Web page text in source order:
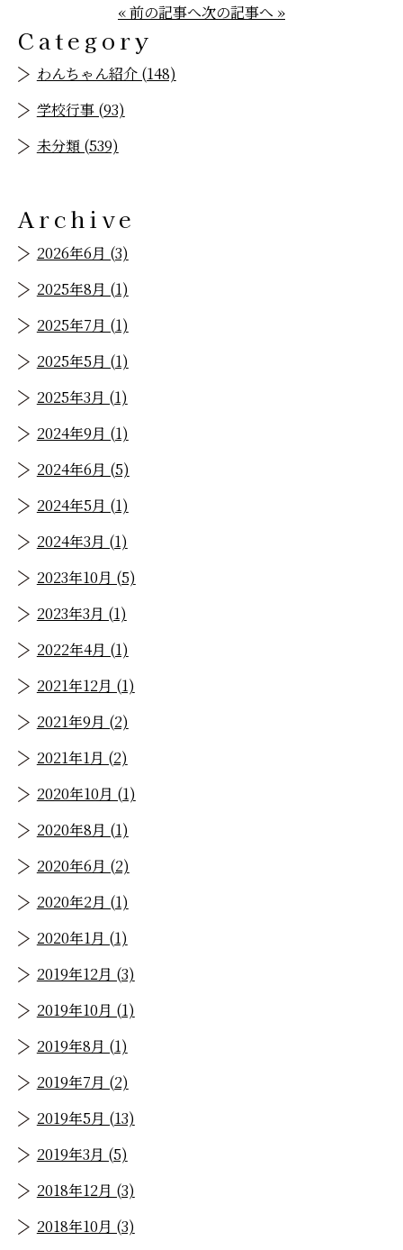
« 前の記事へ次の記事へ »
Category
わんちゃん紹介 (148)
学校行事 (93)
未分類 (539)
Archive
2026年6月 (3)
2025年8月 (1)
2025年7月 (1)
2025年5月 (1)
2025年3月 (1)
2024年9月 (1)
2024年6月 (5)
2024年5月 (1)
2024年3月 (1)
2023年10月 (5)
2023年3月 (1)
2022年4月 (1)
2021年12月 (1)
2021年9月 (2)
2021年1月 (2)
2020年10月 (1)
2020年8月 (1)
2020年6月 (2)
2020年2月 (1)
2020年1月 (1)
2019年12月 (3)
2019年10月 (1)
2019年8月 (1)
2019年7月 (2)
2019年5月 (13)
2019年3月 (5)
2018年12月 (3)
2018年10月 (3)